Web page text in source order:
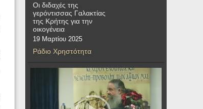
Οι διδαχές της
γερόντισσας Γαλακτίας
της Κρήτης για την
οικογένεια
19 Μαρτίου 2025
Ράδιο Χρηστότητα